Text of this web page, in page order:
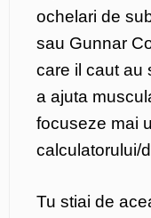
ochelari de
sau Gunnar
care il caut au
a ajuta
focuseze mai
calculatorului/
Tu stiai de